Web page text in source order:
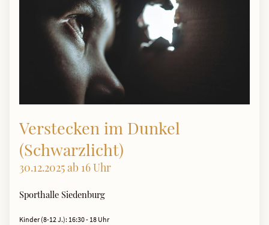
Verstecken im Dunkel
(Schwarzlicht)
30.12.2025 ab 16 Uhr
Sporthalle Siedenburg
Kinder (8-12 J.): 16:30 - 18 Uhr